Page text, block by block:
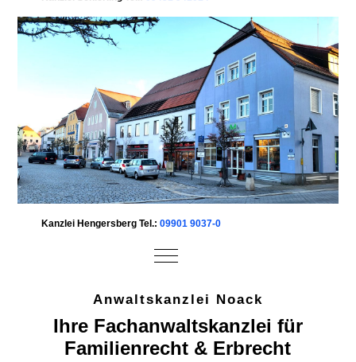
Kanzlei Hengersberg Tel.:09901 9037-0
Mobile Menu Toggle
Anwaltskanzlei Noack
Ihre Fachanwaltskanzlei für
Familienrecht & Erbrecht